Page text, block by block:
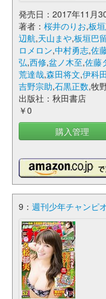
発売日：2017年11月
著者： 桜井のりお,板
辺航,天山まや,板垣巴
ロメロン,中村勇志,佐
弘,西修,盆ノ木至,佐藤
荒達哉,森田将文,伊科
吉野宗助,石黒正数,牧
出版社：秋田書店
￥0
購入管理
9： 週刊少年チャンピ